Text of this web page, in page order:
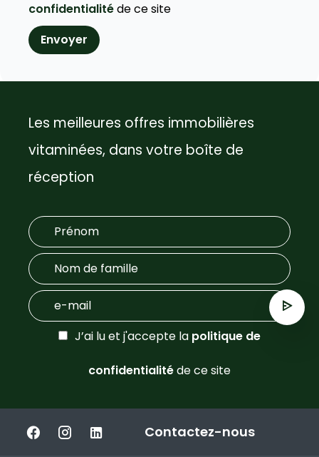
confidentialitéde ce site
Envoyer
Les meilleures offres immobilières
vitaminées, dans votre boîte de
réception
J’ai lu et j'accepte la politique de
confidentialitéde ce site
Contactez-nous